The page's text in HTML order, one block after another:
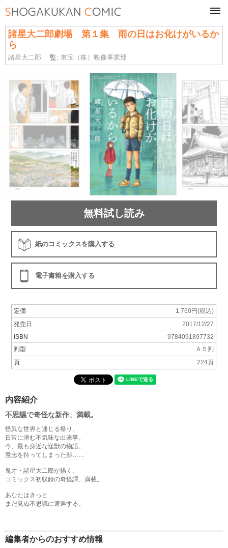
諸星大二郎劇場 第１集 雨の日はお化けがいるか
ら
諸星大二郎 監:東宝（株）映像事業部
無料試し読み
紙のコミックスを購入する
電子書籍を購入する
定価
1,760円(税込)
発売日
2017/12/27
ISBN
9784091897732
判型
Ａ５判
頁
224頁
内容紹介
不思議で奇怪な新作、満載。
怪異な世界と通じる祭り。
日常に潜む不気味な出来事。
今、最も身近な怪獣の物語。
意志を持ってしまった影……
鬼才・諸星大二郎が描く、
コミックス初収録の奇怪譚、満載。
あなたはきっと
まだ見ぬ不思議に遭遇する。
編集者からのおすすめ情報